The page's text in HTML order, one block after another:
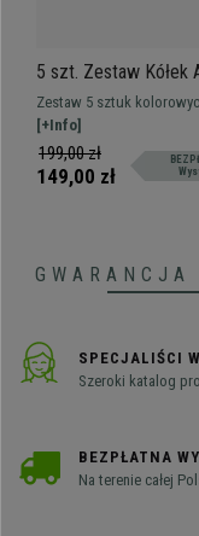
5 szt. Zestaw Kółek
Podłóg Twardych
50 mm, do Krzeseł i
Biurowych, Szaro-
Zestaw 5 sztuk
do parkietów. Nie rysują i
brudzą.
[+Info]
199,00 zł
149,00 zł
GWARANCJA
SPECJALIŚCI
Szeroki katalog
BEZPŁATNA
Na terenie całej